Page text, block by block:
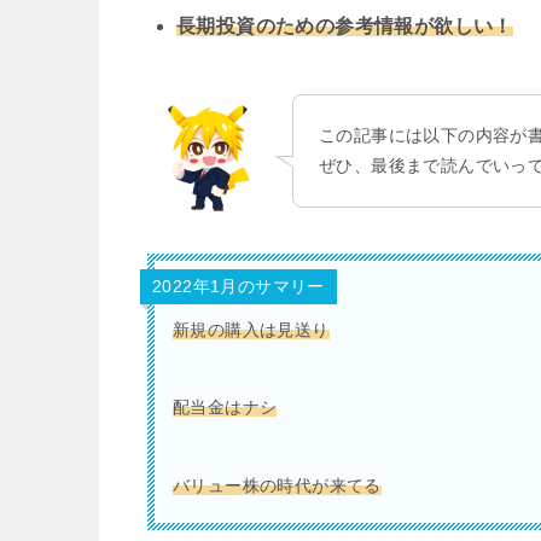
長期投資のための参考情報が欲しい！
この記事には以下の内容が
ぜひ、最後まで読んでいっ
2022年1月のサマリー
新規の購入は見送り
配当金はナシ
バリュー株の時代が来てる